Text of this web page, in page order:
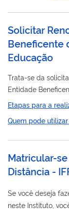
Solicitar
Beneficente
Educação
Trata-se da
Entidade
Ministério da
que possuem
conforme definido
Etapas para a
Quem pode
Matricular-
Distância -
Se você deseja
neste Instituto,